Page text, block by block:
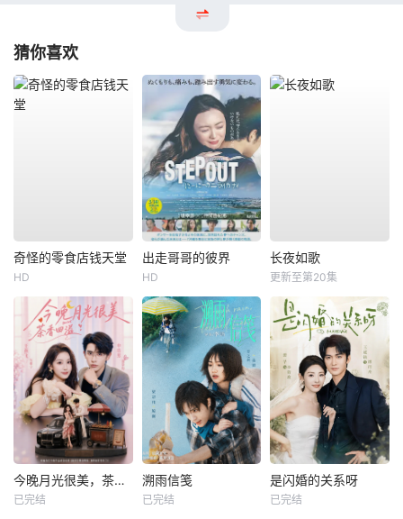
猜你喜欢
奇怪的零食店钱天堂
HD
出走哥哥的彼界
HD
长夜如歌
更新至第20集
今晚月光很美，茶香四溢
已完结
溯雨信笺
已完结
是闪婚的关系呀
已完结